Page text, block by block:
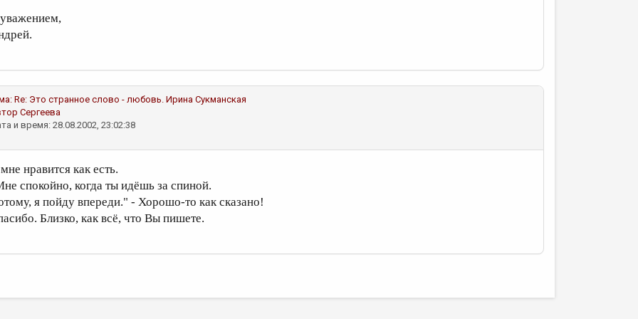
Re: Это странное слово - любовь. Ирина Сукманская
Сергеева
и время: 28.08.2002, 23:02:38
нравится как есть.
спокойно, когда ты идёшь за спиной.
я пойду впереди." - Хорошо-то как сказано!
Близко, как всё, что Вы пишете.